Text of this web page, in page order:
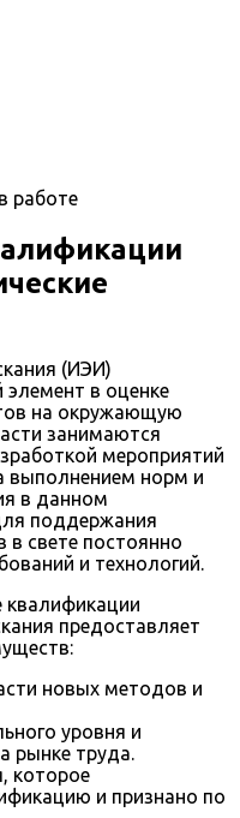
работе
(ИЭИ)
в оценке
на окружающую
занимаются
мероприятий
выполнением норм и
в данном
поддержания
в свете постоянно
и технологий.
предоставляет
новых методов и
уровня и
рынке труда.
которое
и признано по